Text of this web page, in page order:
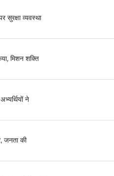
सुरक्षा व्यवस्था
मिशन शक्ति
ने
जनता की